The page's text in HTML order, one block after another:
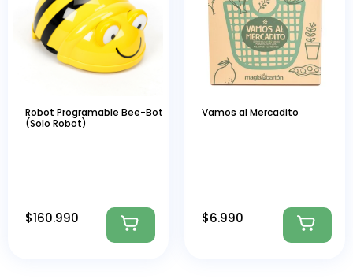
Robot Programable Bee-Bot
(Solo Robot)
$160.990
Vamos al Mercadito
$6.990